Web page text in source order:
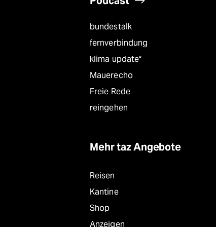
bundestalk
fernverbindung
klima update°
Mauerecho
Freie Rede
reingehen
Mehr taz Angebote
Reisen
Kantine
Shop
Anzeigen